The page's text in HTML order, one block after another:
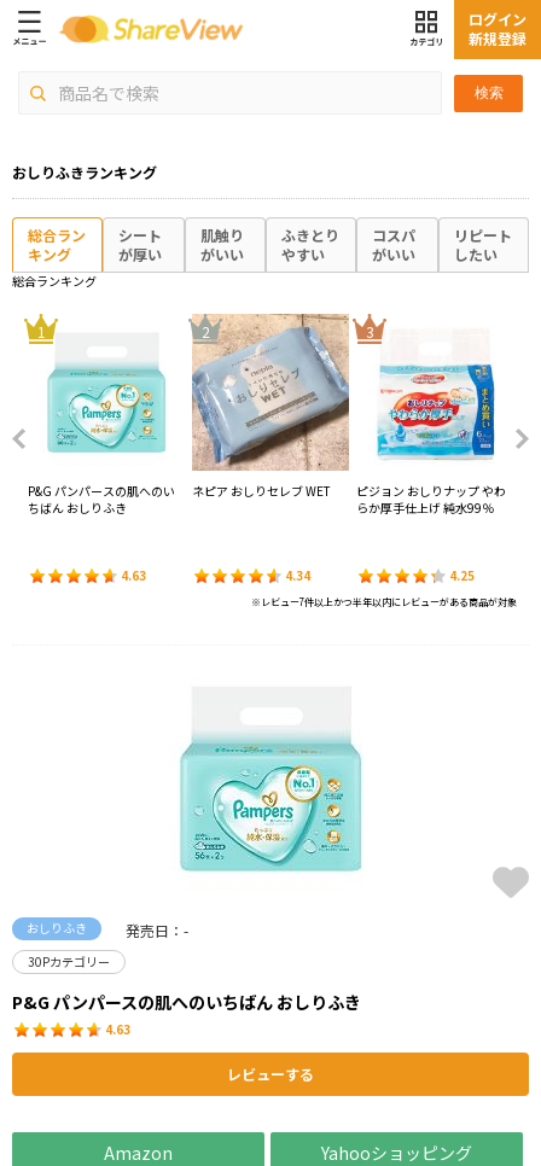
検索
ログイン
新規登録
おしりふきランキング
総合ラン
キング
シート
が厚い
肌触り
がいい
ふきとり
やすい
コスパ
がいい
リピート
したい
総合ランキング
1
P&G パンパースの肌へのい
ちばん おしりふき
4.63
2
ネピア おしりセレブ WET
4.34
3
ピジョン おしりナップ やわ
らか厚手仕上げ 純水99％
4.25
※レビュー7件以上かつ半年以内にレビューがある商品が対象
おしりふき 発売日：-
30Pカテゴリー
P&G パンパースの肌へのいちばん おしりふき
4.63
レビューする
Amazon Yahooショッピング